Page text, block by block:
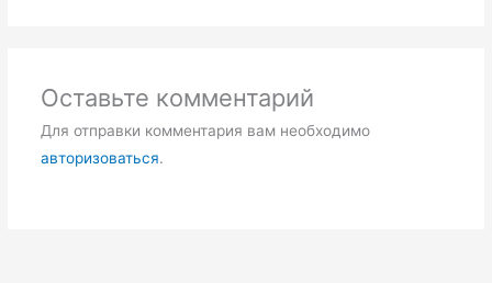
Оставьте комментарий
Для отправки комментария вам необходимо
авторизоваться.